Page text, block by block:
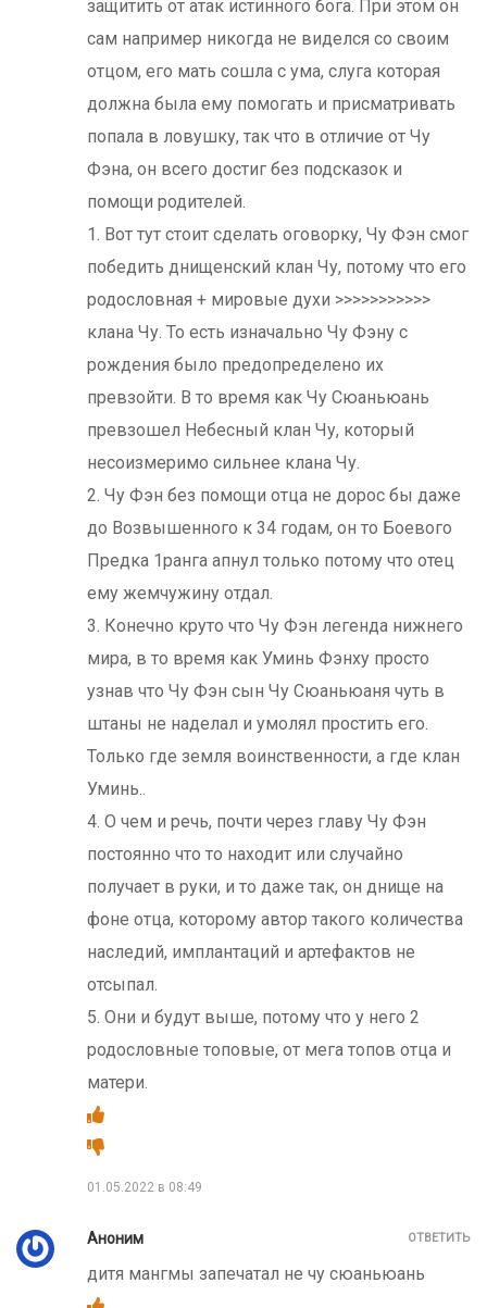
защитить от атак истинного бога. При этом он
сам например никогда не виделся со своим
отцом, его мать сошла с ума, слуга которая
должна была ему помогать и присматривать
попала в ловушку, так что в отличие от Чу
Фэна, он всего достиг без подсказок и
помощи родителей.
1. Вот тут стоит сделать оговорку, Чу Фэн смог
победить днищенский клан Чу, потому что его
родословная + мировые духи >>>>>>>>>>>
клана Чу. То есть изначально Чу Фэну с
рождения было предопределено их
превзойти. В то время как Чу Сюаньюань
превзошел Небесный клан Чу, который
несоизмеримо сильнее клана Чу.
2. Чу Фэн без помощи отца не дорос бы даже
до Возвышенного к 34 годам, он то Боевого
Предка 1ранга апнул только потому что отец
ему жемчужину отдал.
3. Конечно круто что Чу Фэн легенда нижнего
мира, в то время как Уминь Фэнху просто
узнав что Чу Фэн сын Чу Сюаньюаня чуть в
штаны не наделал и умолял простить его.
Только где земля воинственности, а где клан
Уминь..
4. О чем и речь, почти через главу Чу Фэн
постоянно что то находит или случайно
получает в руки, и то даже так, он днище на
фоне отца, которому автор такого количества
наследий, имплантаций и артефактов не
отсыпал.
5. Они и будут выше, потому что у него 2
родословные топовые, от мега топов отца и
матери.
01.05.2022 в 08:49
Аноним
дитя мангмы запечатал не чу сюаньюань
ОТВЕТИТЬ